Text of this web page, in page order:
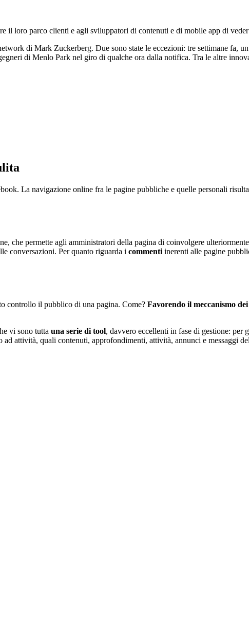
il loro parco clienti e agli sviluppatori di contenuti e di mobile app di
di Mark Zuckerberg. Due sono state le eccezioni: tre settimane fa,
di Menlo Park nel giro di qualche ora dalla notifica. Tra le altre
La navigazione online fra le pagine pubbliche e quelle personali
che permette agli amministratori della pagina di coinvolgere
conversazioni. Per quanto riguarda i commenti inerenti alle pagine
controllo il pubblico di una pagina. Come? Favorendo il meccanismo
vi sono tutta una serie di tool, davvero eccellenti in fase di gestione: per
attività, quali contenuti, approfondimenti, attività, annunci e messaggi